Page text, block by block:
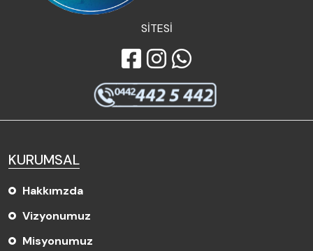
SİTESİ
KURUMSAL
Hakkımzda
Vizyonumuz
Misyonumuz